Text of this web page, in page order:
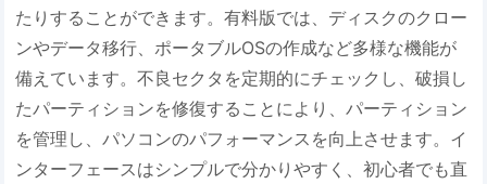
たりすることができます。有料版では、ディスクのクロー
ンやデータ移行、ポータブルOSの作成など多様な機能が
備えています。不良セクタを定期的にチェックし、破損し
たパーティションを修復することにより、パーティション
を管理し、パソコンのパフォーマンスを向上させます。イ
ンターフェースはシンプルで分かりやすく、初心者でも直